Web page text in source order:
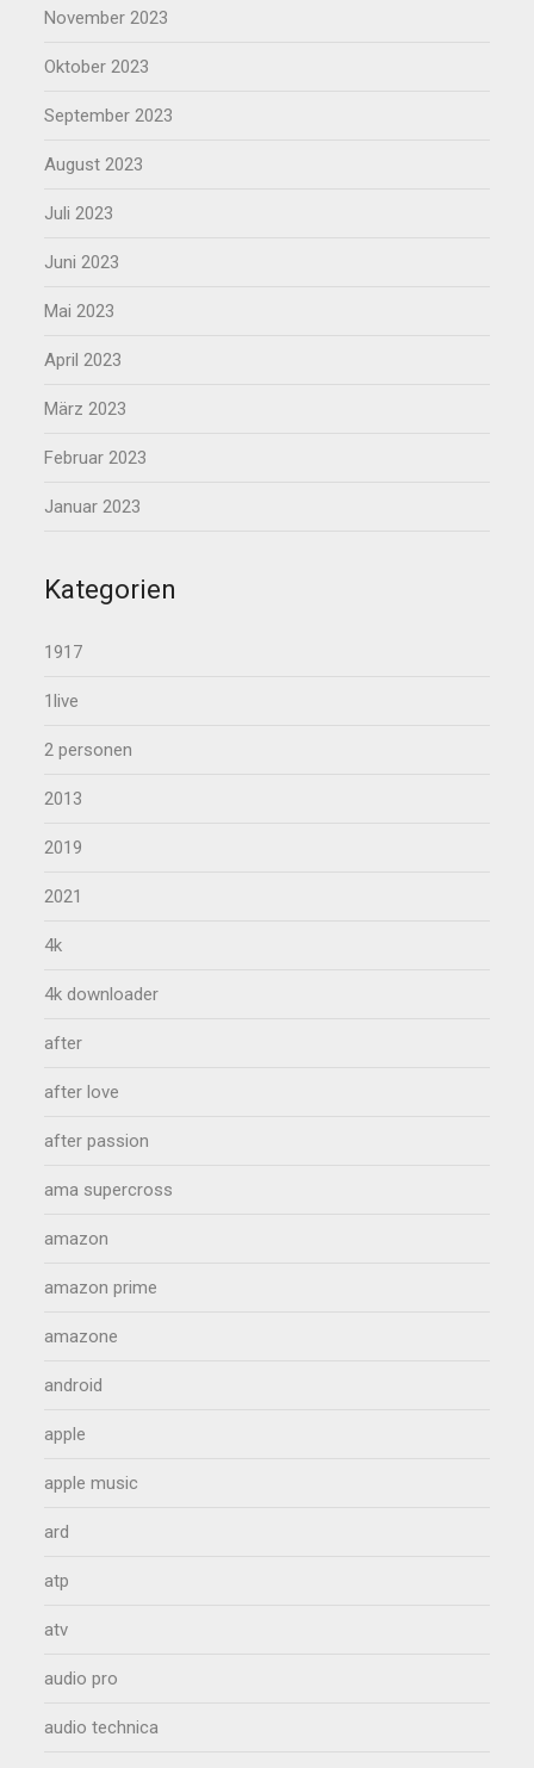
November 2023
Oktober 2023
September 2023
August 2023
Juli 2023
Juni 2023
Mai 2023
April 2023
März 2023
Februar 2023
Januar 2023
Kategorien
1917
1live
2 personen
2013
2019
2021
4k
4k downloader
after
after love
after passion
ama supercross
amazon
amazon prime
amazone
android
apple
apple music
ard
atp
atv
audio pro
audio technica